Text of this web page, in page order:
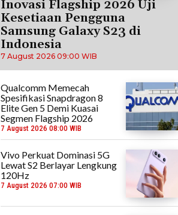
Inovasi Flagship 2026 Uji
Kesetiaan Pengguna
Samsung Galaxy S23 di
Indonesia
7 August 2026 09:00 WIB
Qualcomm Memecah
Spesifikasi Snapdragon 8
Elite Gen 5 Demi Kuasai
Segmen Flagship 2026
7 August 2026 08:00 WIB
Vivo Perkuat Dominasi 5G
Lewat S2 Berlayar Lengkung
120Hz
7 August 2026 07:00 WIB